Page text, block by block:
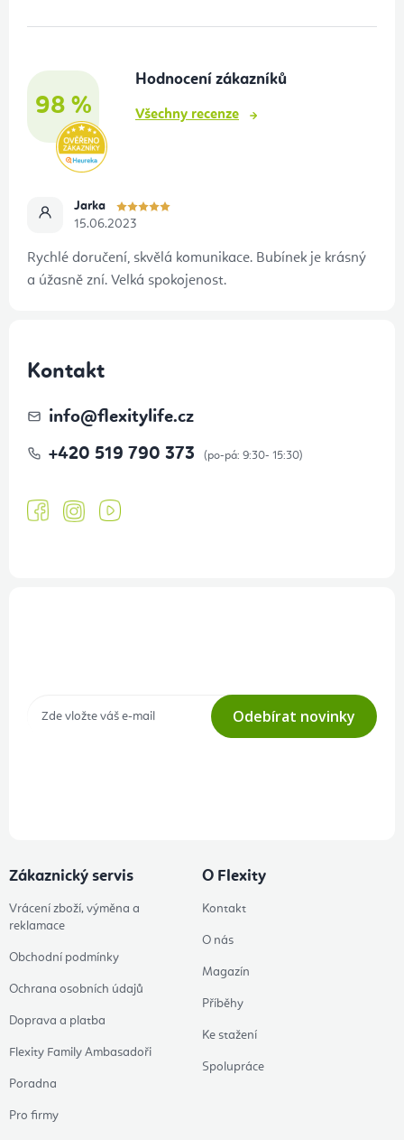
98 %
Hodnocení zákazníků
Všechny recenze
Jarka
15.06.2023
Rychlé doručení, skvělá komunikace. Bubínek je krásný
a úžasně zní. Velká spokojenost.
Kontakt
info@flexitylife.cz
+420 519 790 373
Odebírat novinky
Zákaznický servis
Vrácení zboží, výměna a
reklamace
Obchodní podmínky
Ochrana osobních údajů
Doprava a platba
Flexity Family Ambasadoři
Poradna
Pro firmy
O Flexity
Kontakt
O nás
Magazín
Příběhy
Ke stažení
Spolupráce